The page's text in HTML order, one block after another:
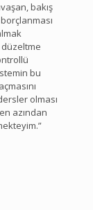
bakış
borçlanması
bu
olması
azından